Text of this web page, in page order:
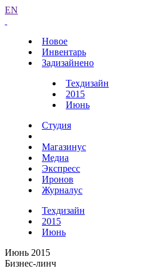
EN
Новое
Инвентарь
Задизайнено
Техдизайн
2015
Июнь
Студия
Магазинус
Медиа
Экспресс
Иронов
Журналус
Техдизайн
2015
Июнь
Июнь 2015
Бизнес-линч